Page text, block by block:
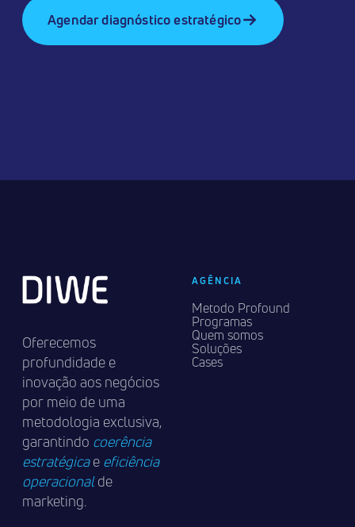
Agendar diagnóstico estratégico
Oferecemos
profundidade e
inovação aos negócios
por meio de uma
metodologia exclusiva,
garantindo coerência
estratégicae eficiência
operacionalde
marketing.
AGÊNCIA
Metodo Profound
Programas
Quem somos
Soluções
Cases